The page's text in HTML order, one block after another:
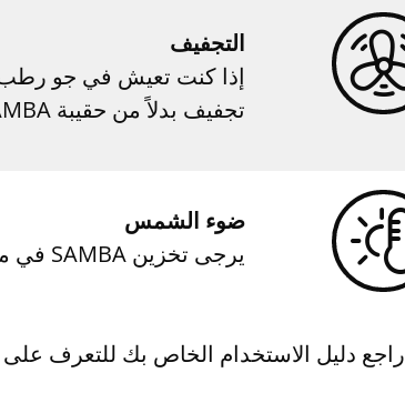
التجفيف
إذا كنت تعيش في جو رطب
تجفيف بدلاً من حقيبة SAMBA عند عدم ارتدائه.
ضوء الشمس
يرجى تخزين SAMBA في مكان جاف وحمايته من ضوء الشمس المباشر.
راجع دليل الاستخدام الخاص بك للتعرف